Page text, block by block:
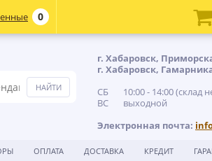
г. Хабаровск,
г. Хабаровск,
СБ 10:00 - 14:00 (склад
ВС выходной
Электронная почта:
ОПЛАТА ДОСТАВКА КРЕДИТ
0